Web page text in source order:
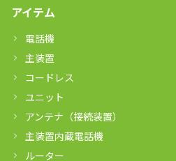
アイテム
電話機
主装置
コードレス
ユニット
アンテナ（接続装置）
主装置内蔵電話機
ルーター